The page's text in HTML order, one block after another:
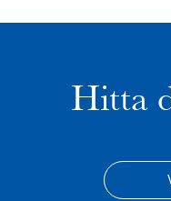
Hitta